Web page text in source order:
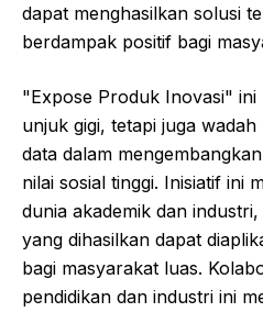
dapat menghasilkan solusi
berdampak positif bagi
"Expose Produk Inovasi" ini
unjuk gigi, tetapi juga
data dalam
nilai sosial tinggi. Inisiatif ini
dunia akademik dan
yang dihasilkan dapat
bagi masyarakat luas.
pendidikan dan industri ini